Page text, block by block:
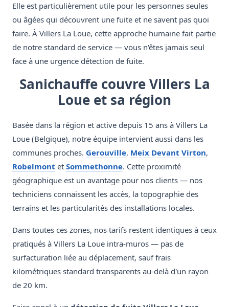
Elle est particulièrement utile pour les personnes seules
ou âgées qui découvrent une fuite et ne savent pas quoi
faire. À Villers La Loue, cette approche humaine fait partie
de notre standard de service — vous n'êtes jamais seul
face à une urgence détection de fuite.
Sanichauffe couvre Villers La
Loue et sa région
Basée dans la région et active depuis 15 ans à Villers La
Loue (Belgique), notre équipe intervient aussi dans les
communes proches. Gerouville, Meix Devant Virton,
Robelmont et Sommethonne. Cette proximité
géographique est un avantage pour nos clients — nos
techniciens connaissent les accès, la topographie des
terrains et les particularités des installations locales.
Dans toutes ces zones, nos tarifs restent identiques à ceux
pratiqués à Villers La Loue intra-muros — pas de
surfacturation liée au déplacement, sauf frais
kilométriques standard transparents au-delà d'un rayon
de 20 km.